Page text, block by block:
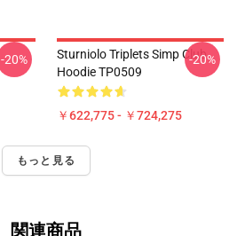
-20%
Sturniolo Triplets Simp Club
Hoodie TP0509
￥622,775 - ￥724,275
-20%
もっと見る
関連商品